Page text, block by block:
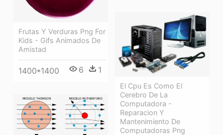
Frutas Y Verduras Png For
Kids - Gifs Animados De
Amistad
1400*1400 6 1
El Cpu Es Como El
Cerebro De La
Computadora -
Reparacion Y
Mantenimiento De
Computadoras Png